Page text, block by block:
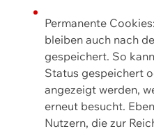
Permanente
bleiben auch nach
gespeichert. So
Status gespeichert
angezeigt werden,
erneut besucht.
Nutzern, die zur